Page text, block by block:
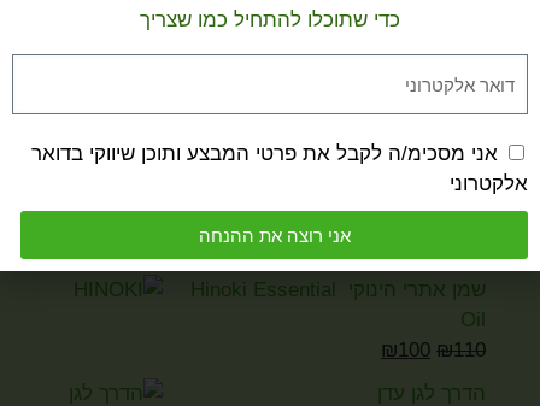
₪150
שמן אתרי הינוקי Hinoki Essential
Oil
₪110
₪100
הדרך לגן עדן
כדי שתוכלו להתחיל כמו שצריך
אני מסכימ/ה לקבל את פרטי המבצע ותוכן שיווקי בדואר
אלקטרוני
אני רוצה את ההנחה